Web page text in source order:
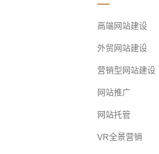
高端网站建设
外贸网站建设
营销型网站建设
网站推广
网站托管
VR全景营销